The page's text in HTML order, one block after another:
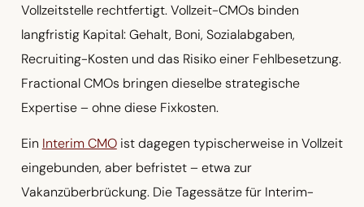
Vollzeitstelle rechtfertigt. Vollzeit-CMOs binden
langfristig Kapital: Gehalt, Boni, Sozialabgaben,
Recruiting-Kosten und das Risiko einer Fehlbesetzung.
Fractional CMOs bringen dieselbe strategische
Expertise – ohne diese Fixkosten.
Ein Interim CMOist dagegen typischerweise in Vollzeit
eingebunden, aber befristet – etwa zur
Vakanzüberbrückung. Die Tagessätze für Interim-